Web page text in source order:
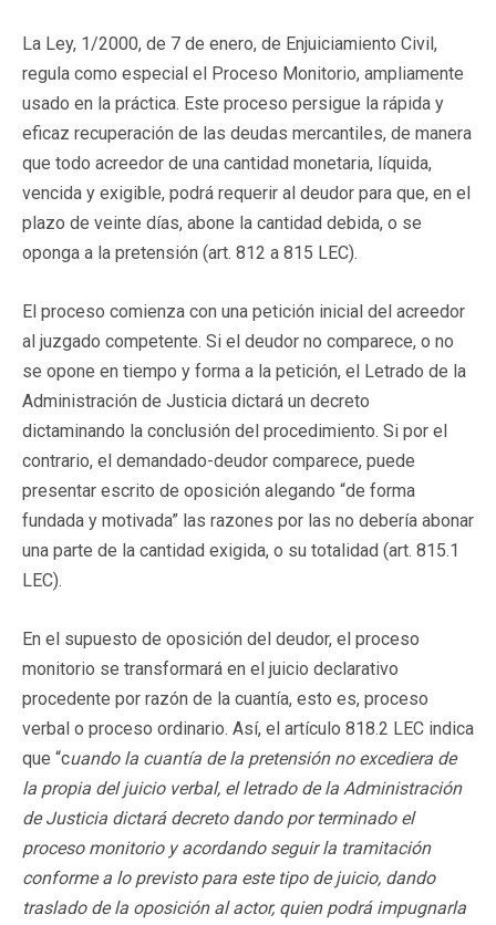
La Ley, 1/2000, de 7 de enero, de Enjuiciamiento Civil,
regula como especial el Proceso Monitorio, ampliamente
usado en la práctica. Este proceso persigue la rápida y
eficaz recuperación de las deudas mercantiles, de manera
que todo acreedor de una cantidad monetaria, líquida,
vencida y exigible, podrá requerir al deudor para que, en el
plazo de veinte días, abone la cantidad debida, o se
oponga a la pretensión (art. 812 a 815 LEC).
El proceso comienza con una petición inicial del acreedor
al juzgado competente. Si el deudor no comparece, o no
se opone en tiempo y forma a la petición, el Letrado de la
Administración de Justicia dictará un decreto
dictaminando la conclusión del procedimiento. Si por el
contrario, el demandado-deudor comparece, puede
presentar escrito de oposición alegando “de forma
fundada y motivada” las razones por las no debería abonar
una parte de la cantidad exigida, o su totalidad (art. 815.1
LEC).
En el supuesto de oposición del deudor, el proceso
monitorio se transformará en el juicio declarativo
procedente por razón de la cuantía, esto es, proceso
verbal o proceso ordinario. Así, el artículo 818.2 LEC indica
que “cuando la cuantía de la pretensión no excediera de
la propia del juicio verbal, el letrado de la Administración
de Justicia dictará decreto dando por terminado el
proceso monitorio y acordando seguir la tramitación
conforme a lo previsto para este tipo de juicio, dando
traslado de la oposición al actor, quien podrá impugnarla